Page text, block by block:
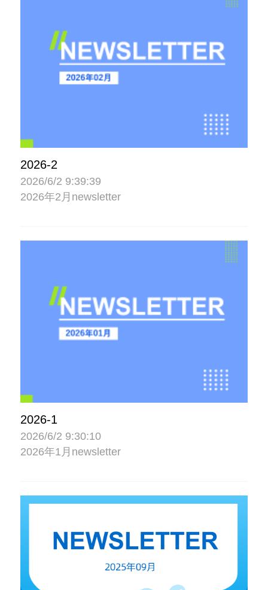
2026-2
2026/6/2 9:39:39
2026年2月newsletter
2026-1
2026/6/2 9:30:10
2026年1月newsletter